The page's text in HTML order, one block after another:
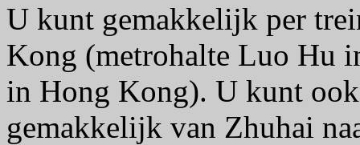
U kunt gemakkelijk per
Kong (metrohalte Luo Hu
in Hong Kong). U kunt
gemakkelijk van Zhuhai